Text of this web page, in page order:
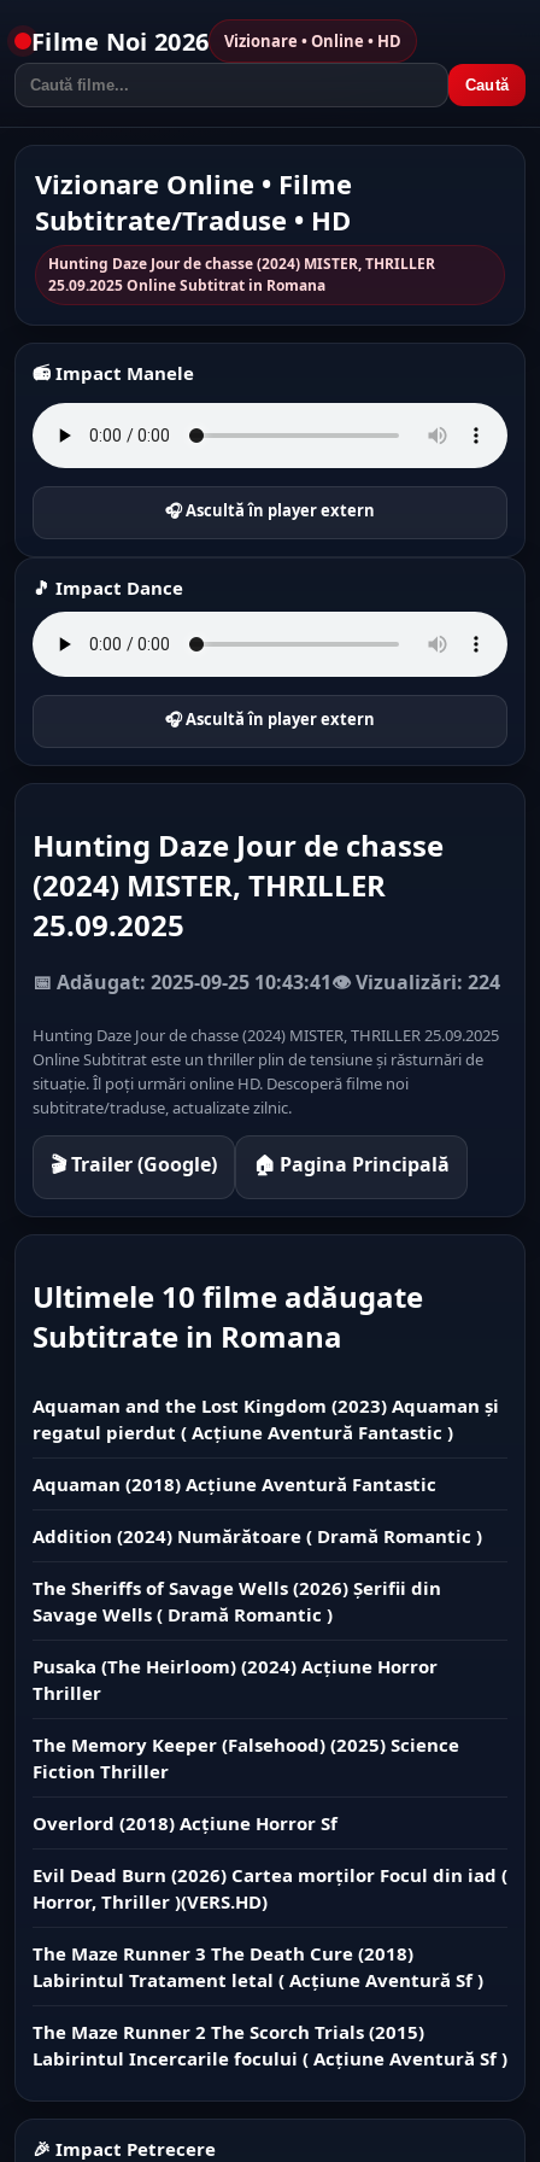
Filme Noi 2026 Vizionare • Online • HD
Caută
Vizionare Online • Filme
Subtitrate/Traduse • HD
Hunting Daze Jour de chasse (2024) MISTER, THRILLER
25.09.2025 Online Subtitrat in Romana
📻 Impact Manele
🎧 Ascultă în player extern
🎵 Impact Dance
🎧 Ascultă în player extern
Hunting Daze Jour de chasse
(2024) MISTER, THRILLER
25.09.2025
📅 Adăugat: 2025-09-25 10:43:41👁️ Vizualizări: 224
Hunting Daze Jour de chasse (2024) MISTER, THRILLER 25.09.2025
Online Subtitrat este un thriller plin de tensiune și răsturnări de
situație. Îl poți urmări online HD. Descoperă filme noi
subtitrate/traduse, actualizate zilnic.
🎬 Trailer (Google) 🏠 Pagina Principală
Ultimele 10 filme adăugate
Subtitrate in Romana
Aquaman and the Lost Kingdom (2023) Aquaman și
regatul pierdut ( Acțiune Aventură Fantastic )
Aquaman (2018) Acțiune Aventură Fantastic
Addition (2024) Numărătoare ( Dramă Romantic )
The Sheriffs of Savage Wells (2026) Șerifii din
Savage Wells ( Dramă Romantic )
Pusaka (The Heirloom) (2024) Acțiune Horror
Thriller
The Memory Keeper (Falsehood) (2025) Science
Fiction Thriller
Overlord (2018) Acțiune Horror Sf
Evil Dead Burn (2026) Cartea morților Focul din iad (
Horror, Thriller )(VERS.HD)
The Maze Runner 3 The Death Cure (2018)
Labirintul Tratament letal ( Acțiune Aventură Sf )
The Maze Runner 2 The Scorch Trials (2015)
Labirintul Incercarile focului ( Acțiune Aventură Sf )
🎉 Impact Petrecere